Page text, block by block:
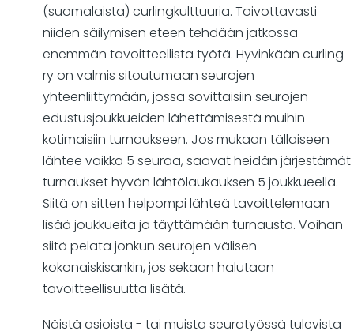
(suomalaista) curlingkulttuuria. Toivottavasti
niiden säilymisen eteen tehdään jatkossa
enemmän tavoitteellista työtä. Hyvinkään curling
ry on valmis sitoutumaan seurojen
yhteenliittymään, jossa sovittaisiin seurojen
edustusjoukkueiden lähettämisestä muihin
kotimaisiin turnaukseen. Jos mukaan tällaiseen
lähtee vaikka 5 seuraa, saavat heidän järjestämät
turnaukset hyvän lähtölaukauksen 5 joukkueella.
Siitä on sitten helpompi lähteä tavoittelemaan
lisää joukkueita ja täyttämään turnausta. Voihan
siitä pelata jonkun seurojen välisen
kokonaiskisankin, jos sekaan halutaan
tavoitteellisuutta lisätä.
Näistä asioista - tai muista seuratyössä tulevista